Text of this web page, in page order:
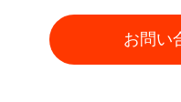
お問い